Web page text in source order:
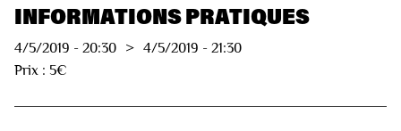
INFORMATIONS PRATIQUES
4/5/2019 - 20:30 > 4/5/2019 - 21:30
Prix : 5€